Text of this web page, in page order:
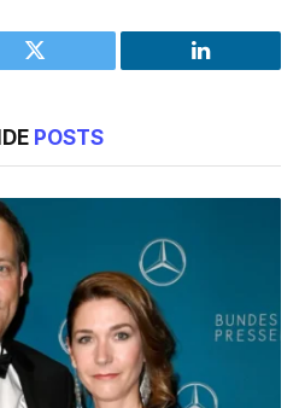
Twitter LinkedIn
POSTS